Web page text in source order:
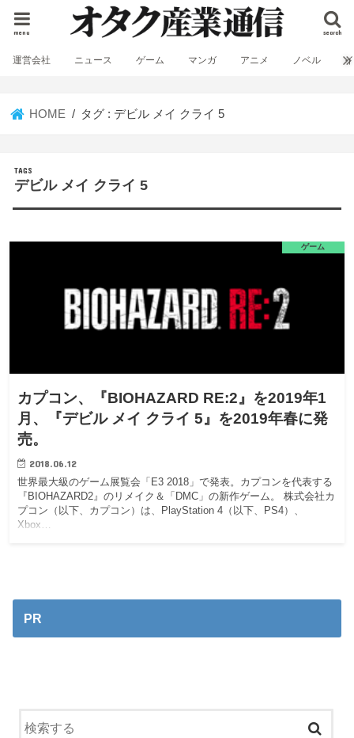
search
menu
運営会社 ニュース ゲーム マンガ アニメ ノベル
HOME タグ : デビル メイ クライ 5
デビル メイ クライ 5
ゲーム
カプコン、『BIOHAZARD RE:2』を2019年1
月、『デビル メイ クライ 5』を2019年春に発
売。
2018.06.12
世界最大級のゲーム展覧会「E3 2018」で発表。カプコンを代表する
『BIOHAZARD2』のリメイク＆「DMC」の新作ゲーム。 株式会社カ
プコン（以下、カプコン）は、PlayStation 4（以下、PS4）、
Xbox…
PR